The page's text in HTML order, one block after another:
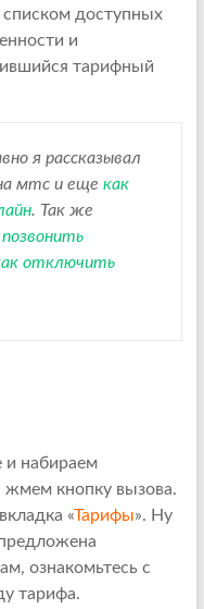
доступных
и
тарифный
я рассказывал
мтс и еще как
. Так же
отключить
и набираем
жмем кнопку вызова.
«Тарифы». Ну
ознакомьтесь с
тарифа.